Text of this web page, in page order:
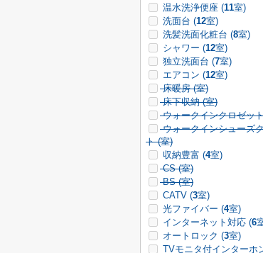
温水洗浄便座 (11室)
洗面台 (12室)
洗髪洗面化粧台 (8室)
シャワー (12室)
独立洗面台 (7室)
エアコン (12室)
床暖房 (室)
床下収納 (室)
ウォークインクロゼッ
ウォークインシューズ
ト (室)
収納豊富 (4室)
CS (室)
BS (室)
CATV (3室)
光ファイバー (4室)
インターネット対応 (6
オートロック (3室)
TVモニタ付インターホ